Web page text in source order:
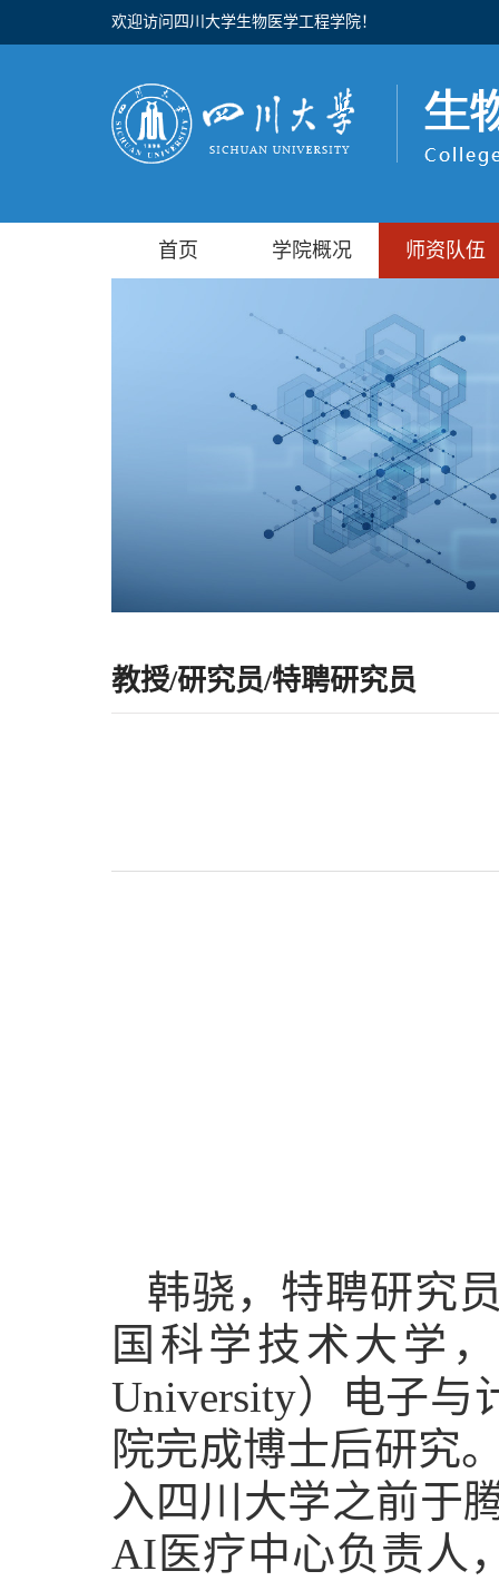
欢迎访问四川大学生物医学工程学院！
首页 学院概况 师资队伍
教授/研究员/特聘研究员
韩骁，特聘研究
国科学技术大学
University）电子与
院完成博士后研究
入四川大学之前于
AI医疗中心负责人